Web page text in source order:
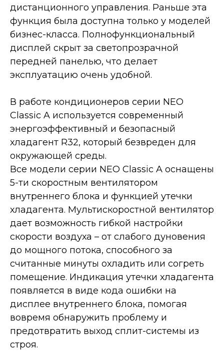
дистанционного управления. Раньше эта
функция была доступна только у моделей
бизнес-класса. Полнофункциональный
дисплей скрыт за светопрозрачной
передней панелью, что делает
эксплуатацию очень удобной.
В работе кондиционеров серии NEO
Classic A используется современный
энергоэффективный и безопасный
хладагент R32, который безвреден для
окружающей среды.
Все модели серии NEO Classic A оснащены
5-ти скоростным вентилятором
внутреннего блока и функцией утечки
хладагента. Мультискоростной вентилятор
дает возможность гибкой настройки
скорости воздуха – от слабого дуновения
до мощного потока, способного за
считанные минуты охладить или согреть
помещение. Индикация утечки хладагента
появляется в виде кода ошибки на
дисплее внутреннего блока, помогая
вовремя обнаружить проблему и
предотвратить выход сплит-системы из
строя.